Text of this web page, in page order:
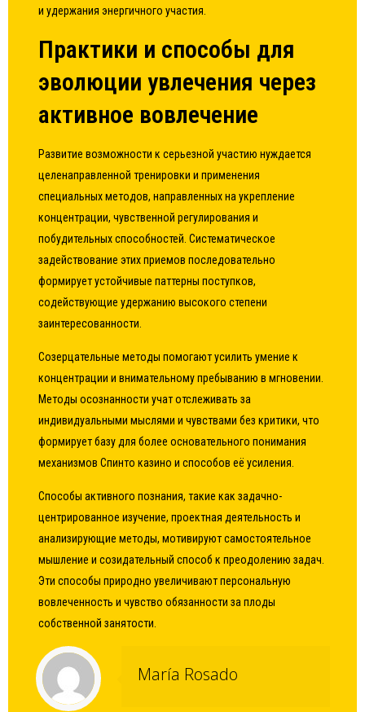
и удержания энергичного участия.
Практики и способы для
эволюции увлечения через
активное вовлечение
Развитие возможности к серьезной участию нуждается
целенаправленной тренировки и применения
специальных методов, направленных на укрепление
концентрации, чувственной регулирования и
побудительных способностей. Систематическое
задействование этих приемов последовательно
формирует устойчивые паттерны поступков,
содействующие удержанию высокого степени
заинтересованности.
Созерцательные методы помогают усилить умение к
концентрации и внимательному пребыванию в мгновении.
Методы осознанности учат отслеживать за
индивидуальными мыслями и чувствами без критики, что
формирует базу для более основательного понимания
механизмов Спинто казино и способов её усиления.
Способы активного познания, такие как задачно-
центрированное изучение, проектная деятельность и
анализирующие методы, мотивируют самостоятельное
мышление и созидательный способ к преодолению задач.
Эти способы природно увеличивают персональную
вовлеченность и чувство обязанности за плоды
собственной занятости.
María Rosado